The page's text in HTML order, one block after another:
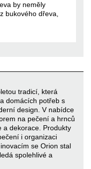
by neměly
bukového dřeva,
tradicí, která
domácích potřeb s
design. V nabídce
na pečení a hrnců
a dekorace. Produkty
i organizaci
se Orion stal
spolehlivé a